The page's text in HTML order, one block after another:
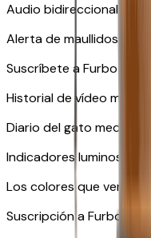
Audio bidireccional en
Alerta de maullidos
Suscríbete a Furbo
Historial de vídeo
Diario del gato mediante
Indicadores luminosos
Los colores que ven las
Suscripción a Furbo